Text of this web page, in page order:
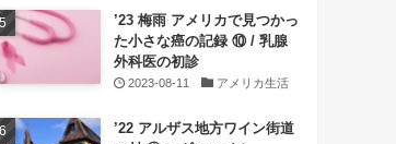
’23 梅雨 アメリカで見つかっ
た小さな癌の記録 ⑩ / 乳腺
外科医の初診
2023-08-11 アメリカ生活
’22 アルザス地方ワイン街道